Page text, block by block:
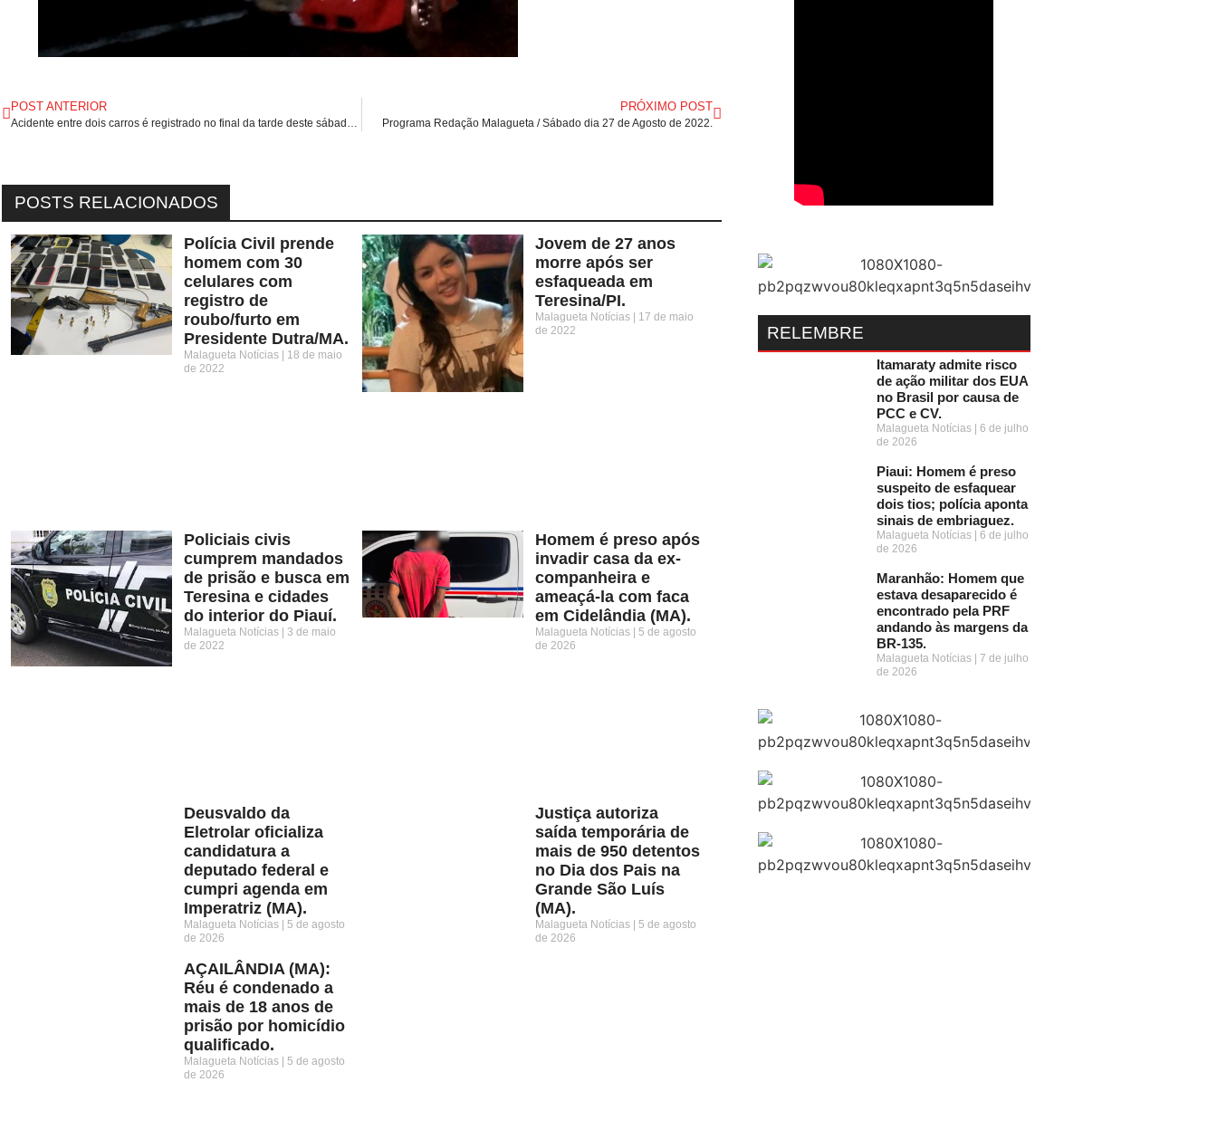
POST ANTERIOR PRÓXIMO POST
Programa Redação Malagueta / Sábado dia 27 de Agosto de 2022.
POSTS RELACIONADOS
Polícia Civil prende
homem com 30
celulares com
registro de
roubo/furto em
Presidente Dutra/MA.
Malagueta Notícias
18 de maio
de 2022
Jovem de 27 anos
morre após ser
esfaqueada em
Teresina/PI.
Malagueta Notícias
17 de maio
de 2022
Policiais civis
cumprem mandados
de prisão e busca em
Teresina e cidades
do interior do Piauí.
Malagueta Notícias
3 de maio
de 2022
Homem é preso após
invadir casa da ex-
companheira e
ameaçá-la com faca
em Cidelândia (MA).
Malagueta Notícias
5 de agosto
de 2026
Deusvaldo da
Eletrolar oficializa
candidatura a
deputado federal e
cumpri agenda em
Imperatriz (MA).
Malagueta Notícias
5 de agosto
de 2026
Justiça autoriza
saída temporária de
mais de 950 detentos
no Dia dos Pais na
Grande São Luís
(MA).
Malagueta Notícias
5 de agosto
de 2026
AÇAILÂNDIA (MA):
Réu é condenado a
mais de 18 anos de
prisão por homicídio
qualificado.
Malagueta Notícias
5 de agosto
de 2026
RELEMBRE
Itamaraty admite risco
de ação militar dos EUA
no Brasil por causa de
PCC e CV.
Malagueta Notícias
6 de julho
de 2026
Piaui: Homem é preso
suspeito de esfaquear
dois tios; polícia aponta
sinais de embriaguez.
Malagueta Notícias
6 de julho
de 2026
Maranhão: Homem que
estava desaparecido é
encontrado pela PRF
andando às margens da
BR-135.
Malagueta Notícias
7 de julho
de 2026